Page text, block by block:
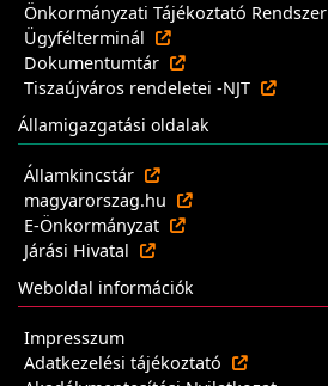
Önkormányzati Tájékoztató Rendszer
Ügyfélterminál
Dokumentumtár
Tiszaújváros rendeletei -NJT
Államigazgatási oldalak
Államkincstár
magyarorszag.hu
E-Önkormányzat
Járási Hivatal
Weboldal információk
Impresszum
Adatkezelési tájékoztató